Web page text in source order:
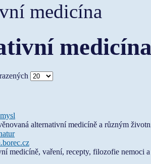
medicína
alternativní medicíně a různým
medicíně, vaření, recepty, filozofie nemoci